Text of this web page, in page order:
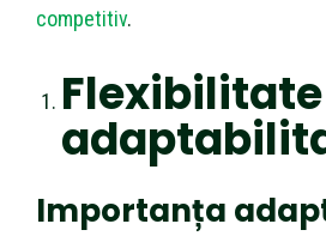
competitiv.
Importanța